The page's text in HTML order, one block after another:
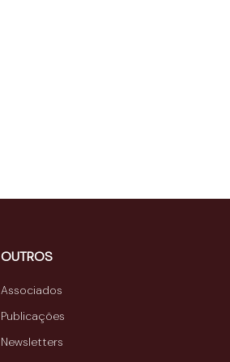
OUTROS
Associados
Publicações
Newsletters